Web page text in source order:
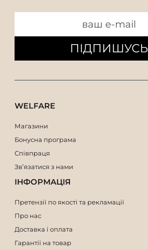
ПІДПИШУСЬ
WELFARE
Магазини
Бонусна програма
Співпраця
Зв’язатися з нами
ІНФОРМАЦІЯ
Претензії по якості та рекламації
Про нас
Доставка і оплата
Гарантії на товар